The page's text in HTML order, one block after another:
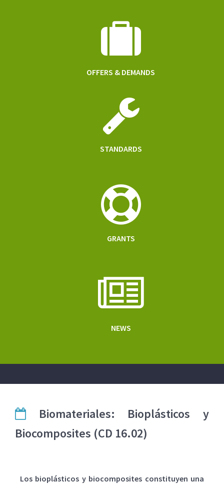
OFFERS & DEMANDS
STANDARDS
GRANTS
NEWS
Biomateriales: Bioplásticos y
Biocomposites (CD 16.02)
Los bioplásticos y biocomposites constituyen una